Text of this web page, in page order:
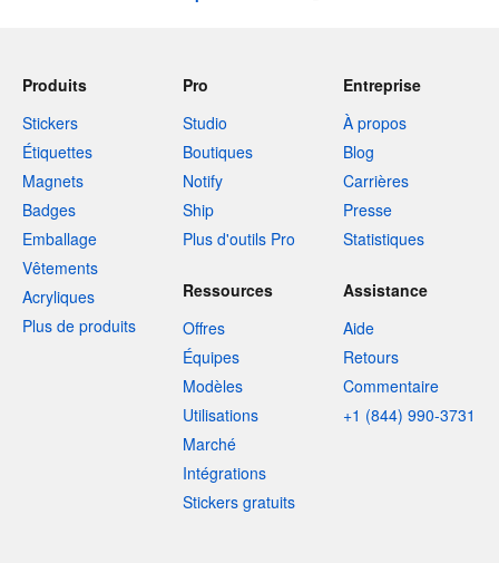
Produits
Stickers
Étiquettes
Magnets
Badges
Emballage
Vêtements
Acryliques
Plus de produits
Pro
Studio
Boutiques
Notify
Ship
Plus d'outils Pro
Entreprise
À propos
Blog
Carrières
Presse
Statistiques
Ressources
Offres
Équipes
Modèles
Utilisations
Marché
Intégrations
Stickers gratuits
Assistance
Aide
Retours
Commentaire
+1 (844) 990-3731